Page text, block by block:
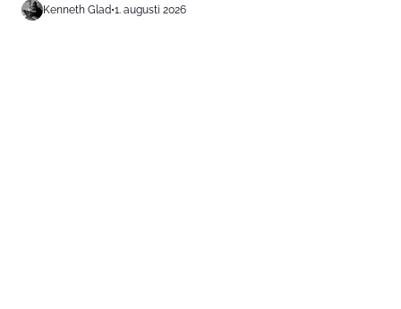
Kenneth Glad•1. augusti 2026